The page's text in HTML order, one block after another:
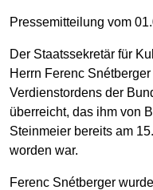
Pressemitteilung vom
Der Staatssekretär für
Herrn Ferenc
Verdienstordens der
überreicht, das ihm von
Steinmeier bereits am
worden war.
Ferenc Snétberger